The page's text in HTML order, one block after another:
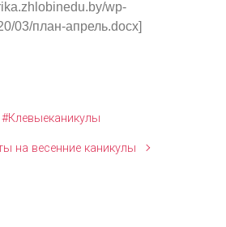
wp-
03/план-апрель.docx]
#Клевыеканикулы
на весенние каникулы